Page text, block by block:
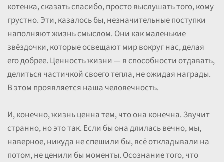
котенка, сказать спасибо, просто выслушать того, кому
грустно. Эти, казалось бы, незначительные поступки
наполняют жизнь смыслом. Они как маленькие
звёздочки, которые освещают мир вокруг нас, делая
его добрее. Ценность жизни — в способности отдавать,
делиться частичкой своего тепла, не ожидая награды.
В этом проявляется наша человечность.
И, конечно, жизнь ценна тем, что она конечна. Звучит
странно, но это так. Если бы она длилась вечно, мы,
наверное, никуда не спешили бы, всё откладывали на
потом, не ценили бы моменты. Осознание того, что